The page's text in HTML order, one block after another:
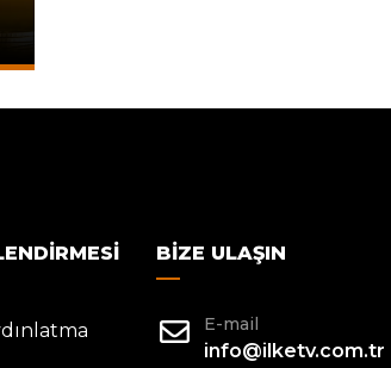
BIZE ULAŞIN
E-mail
info@ilketv.com.tr